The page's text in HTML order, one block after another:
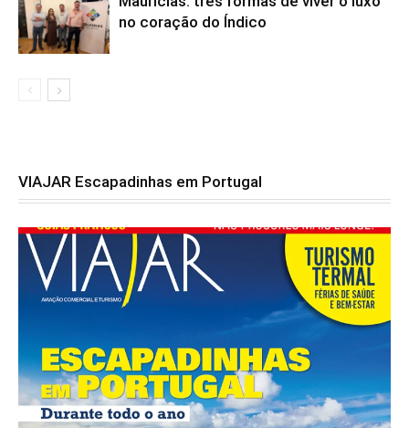
no coração do Índico
VIAJAR Escapadinhas em Portugal